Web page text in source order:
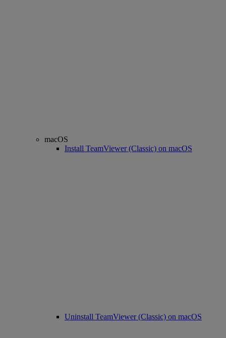
macOS
Install TeamViewer (Classic) on macOS
Uninstall TeamViewer (Classic) on macOS